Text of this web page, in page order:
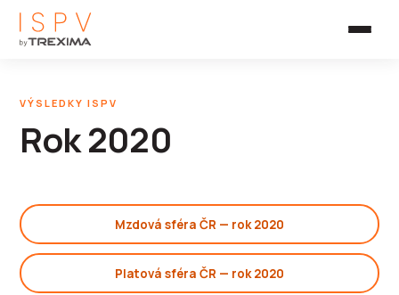
VÝSLEDKY ISPV
Rok 2020
Mzdová sféra ČR — rok 2020
Platová sféra ČR — rok 2020